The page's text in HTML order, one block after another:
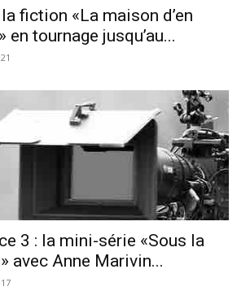
fiction «La maison d’en
en tournage jusqu’au...
3 : la mini-série «Sous la
avec Anne Marivin...